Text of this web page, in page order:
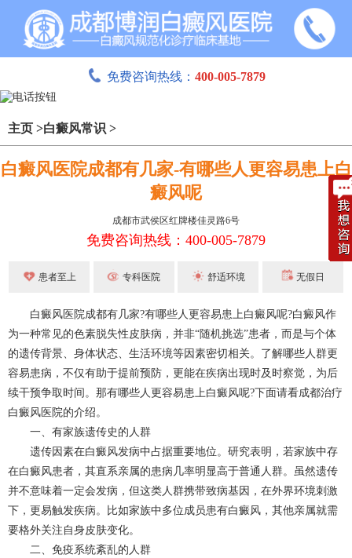
免费咨询热线： 400-005-7879
主页 >白癜风常识 >
白癜风医院成都有几家-有哪些人更容易患上白
癜风呢
成都市武侯区红牌楼佳灵路6号
免费咨询热线：400-005-7879
患者至上 专科医院 舒适环境 无假日
白癜风医院成都有几家?有哪些人更容易患上白癜风呢?白癜风作
为一种常见的色素脱失性皮肤病，并非“随机挑选”患者，而是与个体
的遗传背景、身体状态、生活环境等因素密切相关。了解哪些人群更
容易患病，不仅有助于提前预防，更能在疾病出现时及时察觉，为后
续干预争取时间。​那有哪些人更容易患上白癜风呢?下面请看成都治疗
白癜风 医院的介绍。
一、有家族遗传史的人群​
遗传因素在白癜风发病中占据重要地位。研究表明，若家族中存
在白癜风患者，其直系亲属的患病几率明显高于普通人群。虽然遗传
并不意味着一定会发病，但这类人群携带致病基因，在外界环境刺激
下，更易触发疾病。比如家族中多位成员患有白癜风，其他亲属就需
要格外关注自身皮肤变化。​
二、免疫系统紊乱的人群​